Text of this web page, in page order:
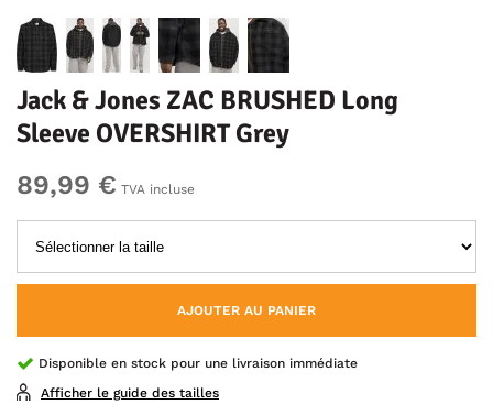
Jack & Jones ZAC BRUSHED Long
Sleeve OVERSHIRT Grey
89,99 € TVA incluse
AJOUTER AU PANIER
Disponible en stock pour une livraison immédiate
Afficher le guide des tailles